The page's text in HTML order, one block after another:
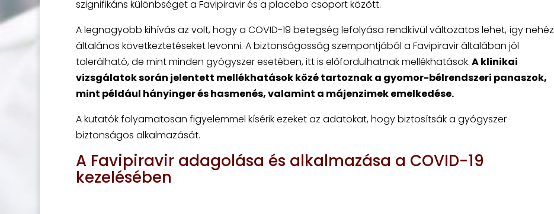
szignifikáns különbséget a Favipiravir és a placebo csoport között.
A legnagyobb kihívás az volt, hogy a COVID-19 betegség lefolyása rendkívül változatos lehet, így nehéz
általános következtetéseket levonni. A biztonságosság szempontjából a Favipiravir általában jól
tolerálható, de mint minden gyógyszer esetében, itt is előfordulhatnak mellékhatások.A klinikai
vizsgálatok során jelentett mellékhatások közé tartoznak a gyomor-bélrendszeri panaszok,
mint például hányinger és hasmenés, valamint a májenzimek emelkedése.
A kutatók folyamatosan figyelemmel kísérik ezeket az adatokat, hogy biztosítsák a gyógyszer
biztonságos alkalmazását.
A Favipiravir adagolása és alkalmazása a COVID-19
kezelésében